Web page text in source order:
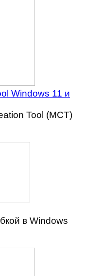
Windows 11 и
Tool (MCT)
в Windows